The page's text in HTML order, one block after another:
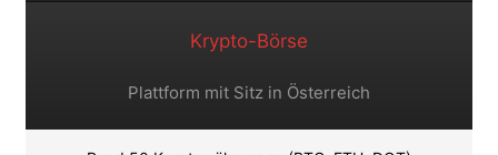
Krypto-Börse
Plattform mit Sitz in Österreich